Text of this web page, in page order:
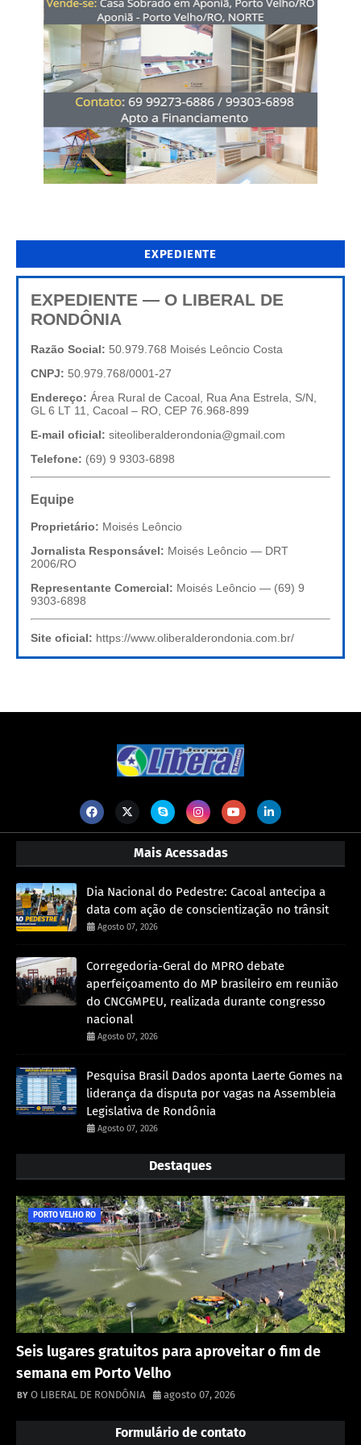
EXPEDIENTE
EXPEDIENTE — O LIBERAL DE
RONDÔNIA
Razão Social: 50.979.768 Moisés Leôncio Costa
CNPJ: 50.979.768/0001-27
Endereço: Área Rural de Cacoal, Rua Ana Estrela, S/N,
GL 6 LT 11, Cacoal – RO, CEP 76.968-899
E-mail oficial: siteoliberalderondonia@gmail.com
Telefone: (69) 9 9303-6898
Equipe
Proprietário: Moisés Leôncio
Jornalista Responsável: Moisés Leôncio — DRT
2006/RO
Representante Comercial: Moisés Leôncio — (69) 9
9303-6898
Site oficial: https://www.oliberalderondonia.com.br/
Mais Acessadas
Dia Nacional do Pedestre: Cacoal antecipa a
data com ação de conscientização no trânsit
Agosto 07, 2026
Corregedoria-Geral do MPRO debate
aperfeiçoamento do MP brasileiro em reunião
do CNCGMPEU, realizada durante congresso
nacional
Agosto 07, 2026
Pesquisa Brasil Dados aponta Laerte Gomes na
liderança da disputa por vagas na Assembleia
Legislativa de Rondônia
Agosto 07, 2026
Destaques
PORTO VELHO RO
Seis lugares gratuitos para aproveitar o fim de
semana em Porto Velho
O LIBERAL DE RONDÔNIA agosto 07, 2026
Formulário de contato